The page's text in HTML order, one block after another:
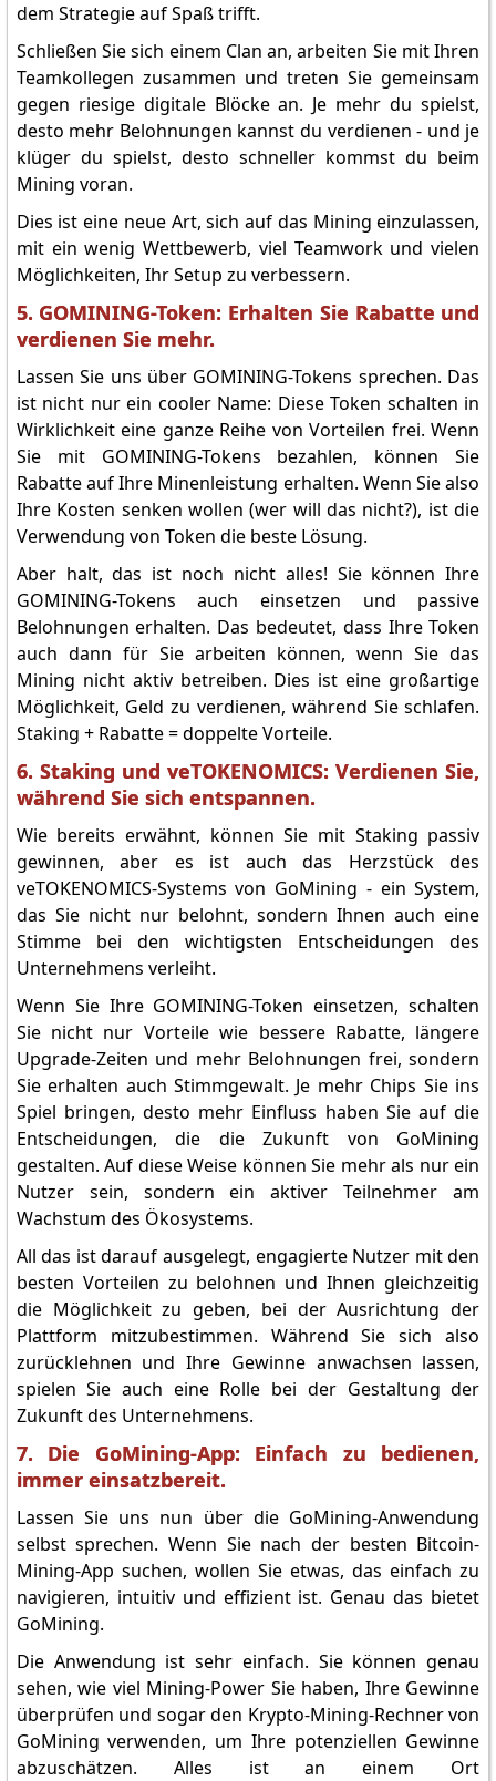
dem Strategie auf Spaß trifft.
Schließen Sie sich einem Clan an, arbeiten Sie mit Ihren
Teamkollegen zusammen und treten Sie gemeinsam
gegen riesige digitale Blöcke an. Je mehr du spielst,
desto mehr Belohnungen kannst du verdienen - und je
klüger du spielst, desto schneller kommst du beim
Mining voran.
Dies ist eine neue Art, sich auf das Mining einzulassen,
mit ein wenig Wettbewerb, viel Teamwork und vielen
Möglichkeiten, Ihr Setup zu verbessern.
5. GOMINING-Token: Erhalten Sie Rabatte und
verdienen Sie mehr.
Lassen Sie uns über GOMINING-Tokens sprechen. Das
ist nicht nur ein cooler Name: Diese Token schalten in
Wirklichkeit eine ganze Reihe von Vorteilen frei. Wenn
Sie mit GOMINING-Tokens bezahlen, können Sie
Rabatte auf Ihre Minenleistung erhalten. Wenn Sie also
Ihre Kosten senken wollen (wer will das nicht?), ist die
Verwendung von Token die beste Lösung.
Aber halt, das ist noch nicht alles! Sie können Ihre
GOMINING-Tokens auch einsetzen und passive
Belohnungen erhalten. Das bedeutet, dass Ihre Token
auch dann für Sie arbeiten können, wenn Sie das
Mining nicht aktiv betreiben. Dies ist eine großartige
Möglichkeit, Geld zu verdienen, während Sie schlafen.
Staking + Rabatte = doppelte Vorteile.
6. Staking und veTOKENOMICS: Verdienen Sie,
während Sie sich entspannen.
Wie bereits erwähnt, können Sie mit Staking passiv
gewinnen, aber es ist auch das Herzstück des
veTOKENOMICS-Systems von GoMining - ein System,
das Sie nicht nur belohnt, sondern Ihnen auch eine
Stimme bei den wichtigsten Entscheidungen des
Unternehmens verleiht.
Wenn Sie Ihre GOMINING-Token einsetzen, schalten
Sie nicht nur Vorteile wie bessere Rabatte, längere
Upgrade-Zeiten und mehr Belohnungen frei, sondern
Sie erhalten auch Stimmgewalt. Je mehr Chips Sie ins
Spiel bringen, desto mehr Einfluss haben Sie auf die
Entscheidungen, die die Zukunft von GoMining
gestalten. Auf diese Weise können Sie mehr als nur ein
Nutzer sein, sondern ein aktiver Teilnehmer am
Wachstum des Ökosystems.
All das ist darauf ausgelegt, engagierte Nutzer mit den
besten Vorteilen zu belohnen und Ihnen gleichzeitig
die Möglichkeit zu geben, bei der Ausrichtung der
Plattform mitzubestimmen. Während Sie sich also
zurücklehnen und Ihre Gewinne anwachsen lassen,
spielen Sie auch eine Rolle bei der Gestaltung der
Zukunft des Unternehmens.
7. Die GoMining-App: Einfach zu bedienen,
immer einsatzbereit.
Lassen Sie uns nun über die GoMining-Anwendung
selbst sprechen. Wenn Sie nach der besten Bitcoin-
Mining-App suchen, wollen Sie etwas, das einfach zu
navigieren, intuitiv und effizient ist. Genau das bietet
GoMining.
Die Anwendung ist sehr einfach. Sie können genau
sehen, wie viel Mining-Power Sie haben, Ihre Gewinne
überprüfen und sogar den Krypto-Mining-Rechner von
GoMining verwenden, um Ihre potenziellen Gewinne
abzuschätzen. Alles ist an einem Ort